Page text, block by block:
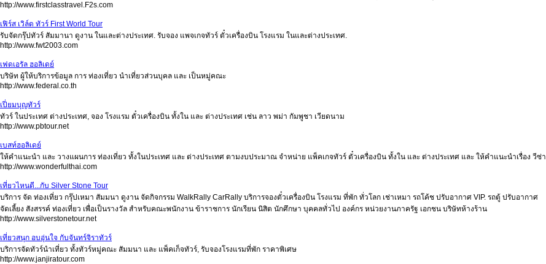
http://www.firstclasstravel.F2s.com
เฟิร์ส เวิล์ด ทัวร์ First World Tour
รับจัดกรุ๊ปทัวร์ สัมมานา ดูงาน ในและต่างประเทศ. รับจอง แพจเกจทัวร์ ตั๋วเครื่องบิน โรงแรม ในและต่างประเทศ.
http://www.fwt2003.com
เฟดเอรัล ฮอลิเดย์
บริษัท ผู้ให้บริการข้อมูล การ ท่องเที่ยว นำเที่ยวส่วนบุคล และ เป็นหมู่คณะ
http://www.federal.co.th
เปี่ยมบุญทัวร์
ทัวร์ ในประเทศ ต่างประเทศ, จอง โรงแรม ตั๋วเครื่องบิน ทั้งใน และ ต่างประเทศ เช่น ลาว พม่า กัมพูชา เวียดนาม
http://www.pbtour.net
เบสท์ฮอลิเดย์
ให้คำแนะนำ และ วางแผนการ ท่องเที่ยว ทั้งในประเทศ และ ต่างประเทศ ตามงบประมาณ จำหน่าย แพ็คเกจทัวร์ ตั๋วเครื่องบิน ทั้งใน และ ต่างประเทศ และ ให้คำแนะนำเรื่อง วีซ่า
http://www.wonderfulthai.com
เที่ยวไหนดี...กับ Silver Stone Tour
บริการ จัด ท่องเที่ยว กรุ๊ปเหมา สัมมนา ดูงาน จัดกิจกรรม WalkRally CarRally บริการจองตั๋วเครื่องบิน โรงแรม ที่พัก ทั่วโลก เช่าเหมา รถโค้ช ปรับอากาศ VIP. รถตู้ ปรับอากาศ
จัดเลี้ยง สังสรรค์ ท่องเที่ยว เพื่อเป็นรางวัล สำหรับคณะพนักงาน ข้าราชการ นักเรียน นิสิต นักศึกษา บุคคลทั่วไป องค์กร หน่วยงานภาครัฐ เอกชน บริษัทห้างร้าน
http://www.silverstonetour.net
เที่ยวสนุก อบอุ่นใจ กับจันทร์จิราทัวร์
บริการจัดทัวร์นำเที่ยว ทั้งทัวร์หมู่คณะ สัมมนา และ แพ็คเก็จทัวร์, รับจองโรงแรมที่พัก ราคาพิเศษ
http://www.janjiratour.com